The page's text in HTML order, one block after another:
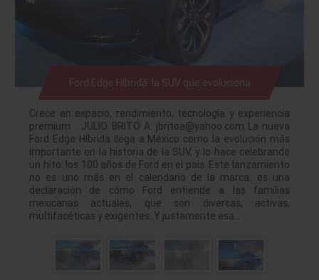
Ford Edge Híbrida: la SUV que evoluciona
Crece en espacio, rendimiento, tecnología y experiencia
premium JULIO BRITO A. jbritoa@yahoo.com La nueva
Ford Edge Híbrida llega a México como la evolución más
importante en la historia de la SUV, y lo hace celebrando
un hito: los 100 años de Ford en el país. Este lanzamiento
no es uno más en el calendario de la marca: es una
declaración de cómo Ford entiende a las familias
mexicanas actuales, que son diversas, activas,
multifacéticas y exigentes. Y justamente esa…